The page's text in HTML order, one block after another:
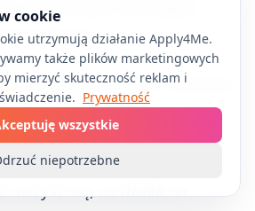
wychwycić brakujące
niespójności.
: łatwiej porównać, na które
aś, jaką wersją CV i z jakim
uczysz się, co działa na
cookie
utrzymują działanie Apply4Me.
także plików marketingowych
mierzyć skuteczność reklam i
Prywatność
niepotrzebne
wszystkie